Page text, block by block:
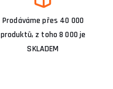
Prodáváme přes 40 000
produktů, z toho 8 000 je
SKLADEM